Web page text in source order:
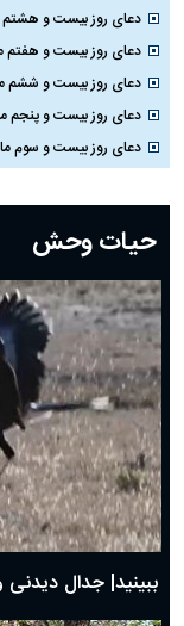
دعای روز بیست و هشتم ماه
دعای روز بیست و هفتم ماه
دعای روز بیست و ششم ماه
دعای روز بیست و پنجم ماه
دعای روز بیست و سوم ماه رمضان؛
دعای روز بیستم ماه رمضان؛ ۱۹
دعای روز هشتم ماه مبارک رمضان؛ ۷
دعای روز هفتم ماه رمضان؛ ۶ اسفند
دعای روز ششم ماه رمضان؛ ۵ اسفند
دعای روز پنجم ماه رمضان؛ ۴ اسفند
دعای روز چهارم ماه مبارک
دعای روز سوم ماه مبارک رمضان؛
دعای روز دوم ماه مبارک رمضان ۱
دعای روز اول ماه مبارک رمضان،
حضرت زینب(س) چگونه
بهترین پیامک تبریک روز پدر ۱۴۰۴؛ جملات زیبا و
حیات وحش
ببینید| جدال